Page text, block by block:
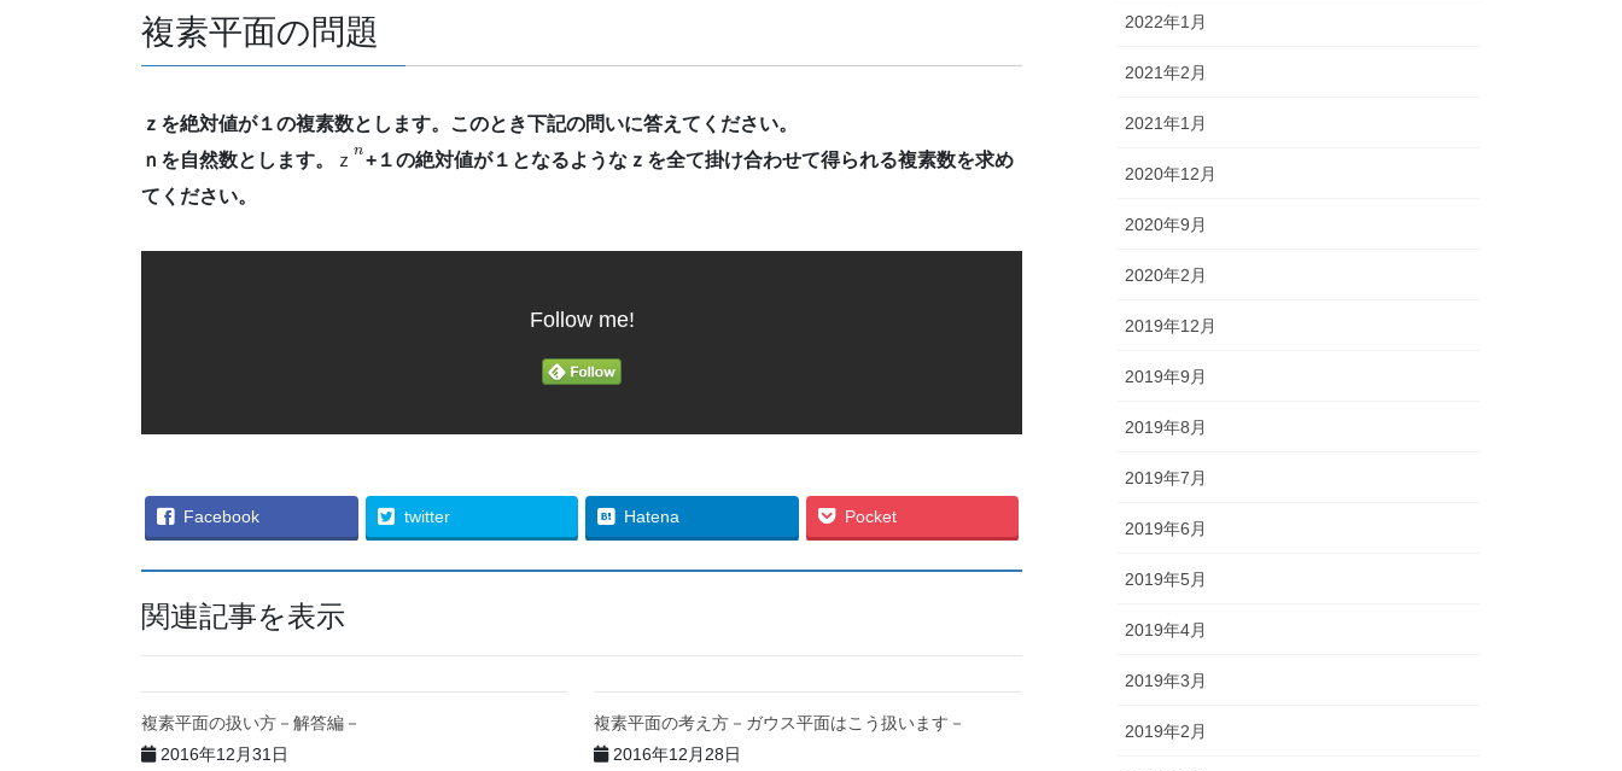
複素平面の問題
ｚを絶対値が１の複素数とします。このとき下記の問いに答えてください。
ｎを自然数とします。
ｚ n+１の絶対値が１となるようなｚを全て掛け合わせて得られる複素数を求め
てください。
Follow me!
Facebook twitter Hatena Pocket
関連記事を表示
複素平面の扱い方－解答編－
2016年12月31日
複素平面の考え方－ガウス平面はこう扱います－
2016年12月28日
2022年1月
2021年2月
2021年1月
2020年12月
2020年9月
2020年2月
2019年12月
2019年9月
2019年8月
2019年7月
2019年6月
2019年5月
2019年4月
2019年3月
2019年2月